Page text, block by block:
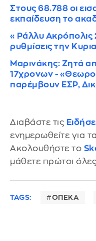
Στους 68.788 οι
εκπαίδευση το
«Ράλλυ Ακρόπολις
ρυθμίσεις την
Μαρινάκης: Ζητά
17χρονων -
παρέμβουν ΕΣΡ,
Διαβάστε τις
ενημερωθείτε για
Ακολουθήστε το
μάθετε πρώτοι όλες
TAGS: ΟΠΕΚΑ